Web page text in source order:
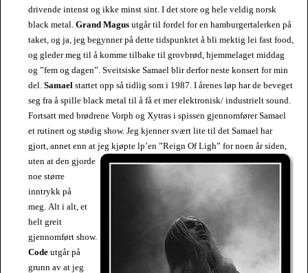
drivende intenst og ikke minst sint. I det store og hele veldig norsk
black metal. Grand Magus utgår til fordel for en hamburgertalerken på
taket, og ja, jeg begynner på dette tidspunktet å bli mektig lei fast food,
og gleder meg til å komme tilbake til grovbrød, hjemmelaget middag
og ”fem og dagen”. Sveitsiske Samael blir derfor neste konsert for min
del. Samael startet opp så tidlig som i 1987. I årenes løp har de beveget
seg fra å spille black metal til å få et mer elektronisk/ industrielt sound.
Fortsatt med brødrene Vorph og Xytras i spissen gjennomfører Samael
et rutinert og stødig show. Jeg kjenner svært lite til det Samael har
gjort, annet enn at jeg kjøpte lp’en ”Reign Of Ligh” for noen år siden,
uten at den gjorde
noe større
inntrykk på
meg. Alt i alt, et
helt greit
gjennomført show.
Code utgår på
grunn av at jeg